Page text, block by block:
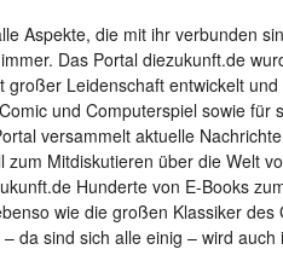
Aspekte, die mit ihr verbunden
Das Portal diezukunft.de
großer Leidenschaft entwickelt
und Computerspiel sowie für
versammelt aktuelle
zum Mitdiskutieren über die Welt
Hunderte von E-Books
wie die großen Klassiker
da sind sich alle einig – wird